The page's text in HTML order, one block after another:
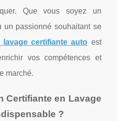
Que vous soyez un
un passionné souhaitant se
lavage certifiante auto est
vos compétences et
marché.
Certifiante en Lavage
?